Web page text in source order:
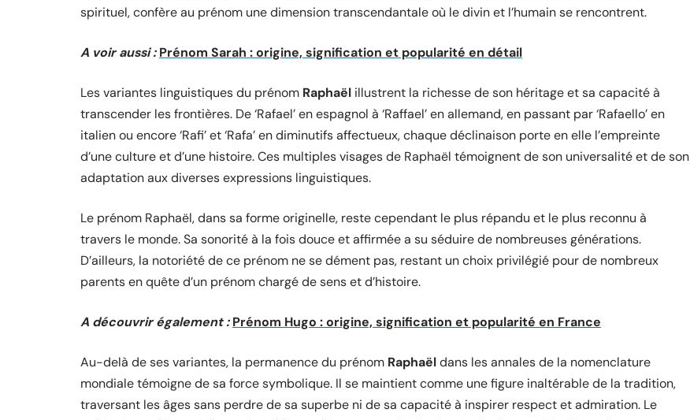
spirituel, confère au prénom une dimension transcendantale où le divin et l’humain se rencontrent.
A voir aussi : Prénom Sarah : origine, signification et popularité en détail
Les variantes linguistiques du prénom Raphaël illustrent la richesse de son héritage et sa capacité à
transcender les frontières. De ‘Rafael’ en espagnol à ‘Raffael’ en allemand, en passant par ‘Rafaello’ en
italien ou encore ‘Rafi’ et ‘Rafa’ en diminutifs affectueux, chaque déclinaison porte en elle l’empreinte
d’une culture et d’une histoire. Ces multiples visages de Raphaël témoignent de son universalité et de son
adaptation aux diverses expressions linguistiques.
Le prénom Raphaël, dans sa forme originelle, reste cependant le plus répandu et le plus reconnu à
travers le monde. Sa sonorité à la fois douce et affirmée a su séduire de nombreuses générations.
D’ailleurs, la notoriété de ce prénom ne se dément pas, restant un choix privilégié pour de nombreux
parents en quête d’un prénom chargé de sens et d’histoire.
A découvrir également : Prénom Hugo : origine, signification et popularité en France
Au-delà de ses variantes, la permanence du prénom Raphaëldans les annales de la nomenclature
mondiale témoigne de sa force symbolique. Il se maintient comme une figure inaltérable de la tradition,
traversant les âges sans perdre de sa superbe ni de sa capacité à inspirer respect et admiration. Le